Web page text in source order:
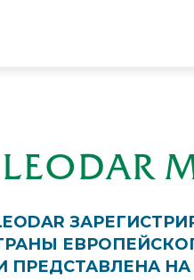
ПРЕДСТАВЛЕНА